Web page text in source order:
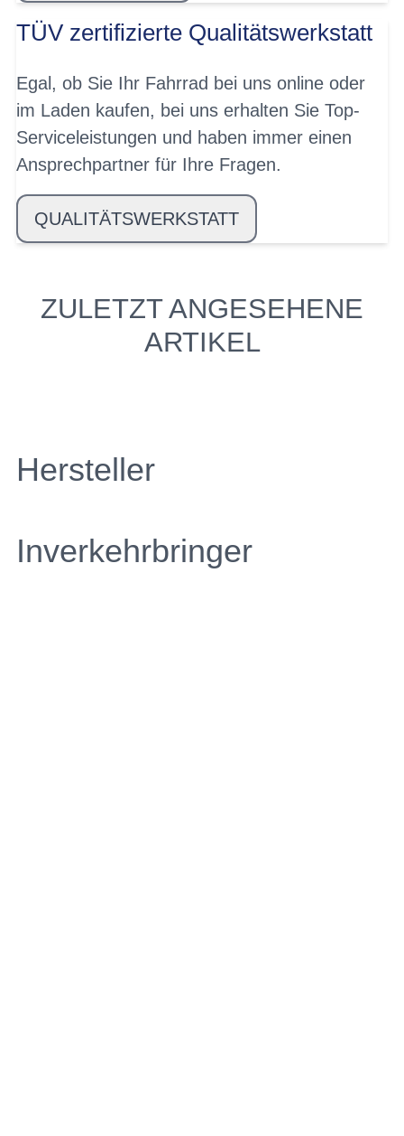
TÜV zertifizierte Qualitätswerkstatt
Egal, ob Sie Ihr Fahrrad bei uns online oder
im Laden kaufen, bei uns erhalten Sie Top-
Serviceleistungen und haben immer einen
Ansprechpartner für Ihre Fragen.
QUALITÄTSWERKSTATT
ZULETZT ANGESEHENE
ARTIKEL
Hersteller
Inverkehrbringer